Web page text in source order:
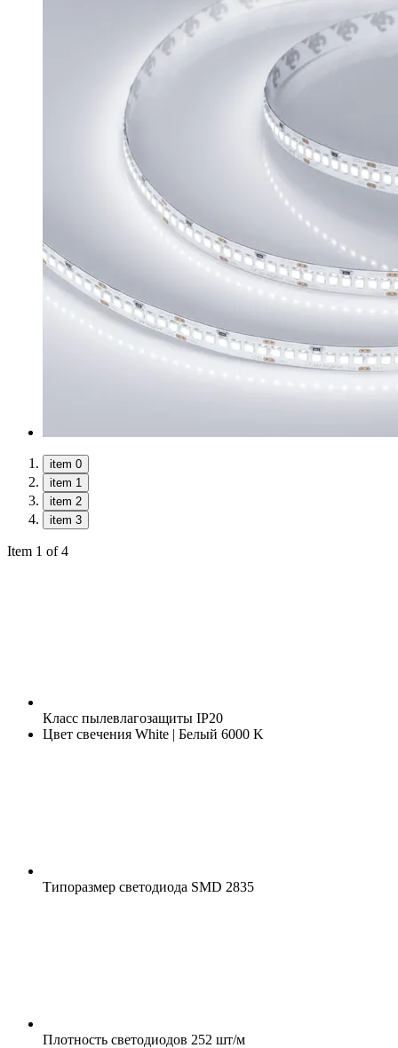
item 0
item 1
item 2
item 3
Item 1 of 4
Класс пылевлагозащиты IP20
Цвет свечения White | Белый 6000 K
Типоразмер светодиода SMD 2835
Плотность светодиодов 252 шт/м